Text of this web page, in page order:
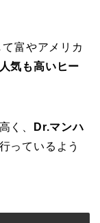
富やアメリカ
気も高いヒー
く、
Dr.マンハ
っているよう